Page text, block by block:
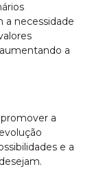
a necessidade
a
a
e a